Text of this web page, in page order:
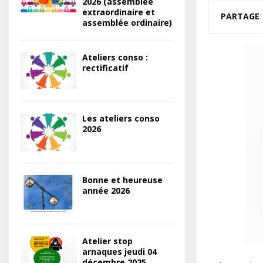
PARTAGE
extraordinaire et
assemblée ordinaire)
Ateliers conso :
rectificatif
Les ateliers conso
2026
Bonne et heureuse
année 2026
Atelier stop
arnaques jeudi 04